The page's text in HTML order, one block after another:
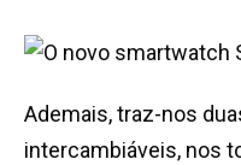
Ademais, traz-nos
intercambiáveis, nos